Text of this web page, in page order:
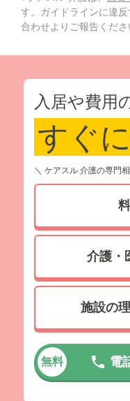
す。ガイドラインに違
合わせよりご報告くださ
入居や費用
すぐ
＼ ケアスル 介護の専門
介護・
施設の
無料 電